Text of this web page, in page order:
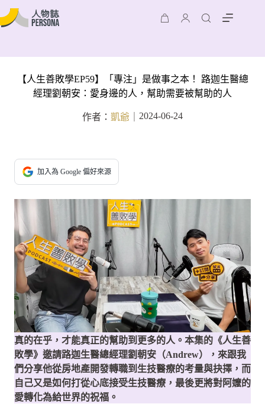
【人生善敗學EP59】「專注」是做事之本！ 路迦生醫總
經理劉朝安：愛身邊的人，幫助需要被幫助的人
作者： 凱爺 2024-06-24
加入為 Google 偏好來源
真的在乎，才能真正的幫助到更多的人。本集的《人生善
敗學》邀請路迦生醫總經理劉朝安（Andrew），來跟我
們分享他從房地產開發轉職到生技醫療的考量與抉擇，而
自己又是如何打從心底接受生技醫療，最後更將對阿嬤的
愛轉化為給世界的祝福。